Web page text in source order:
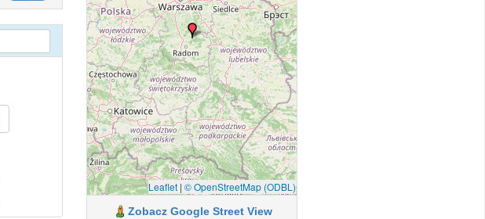
Leaflet| © OpenStreetMap (ODBL)
Zobacz Google Street View